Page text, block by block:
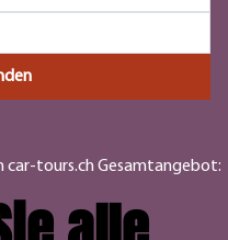
tours.ch Gesamtangebot: